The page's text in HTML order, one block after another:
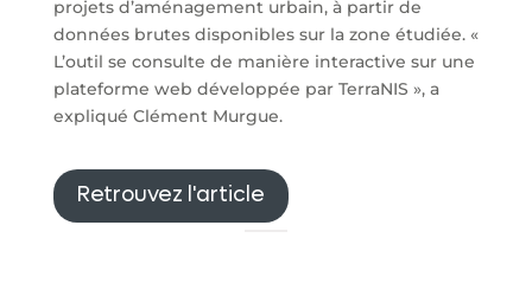
projets d’aménagement urbain, à partir de
données brutes disponibles sur la zone étudiée. «
L’outil se consulte de manière interactive sur une
plateforme web développée par TerraNIS », a
expliqué Clément Murgue.
Retrouvez l'article